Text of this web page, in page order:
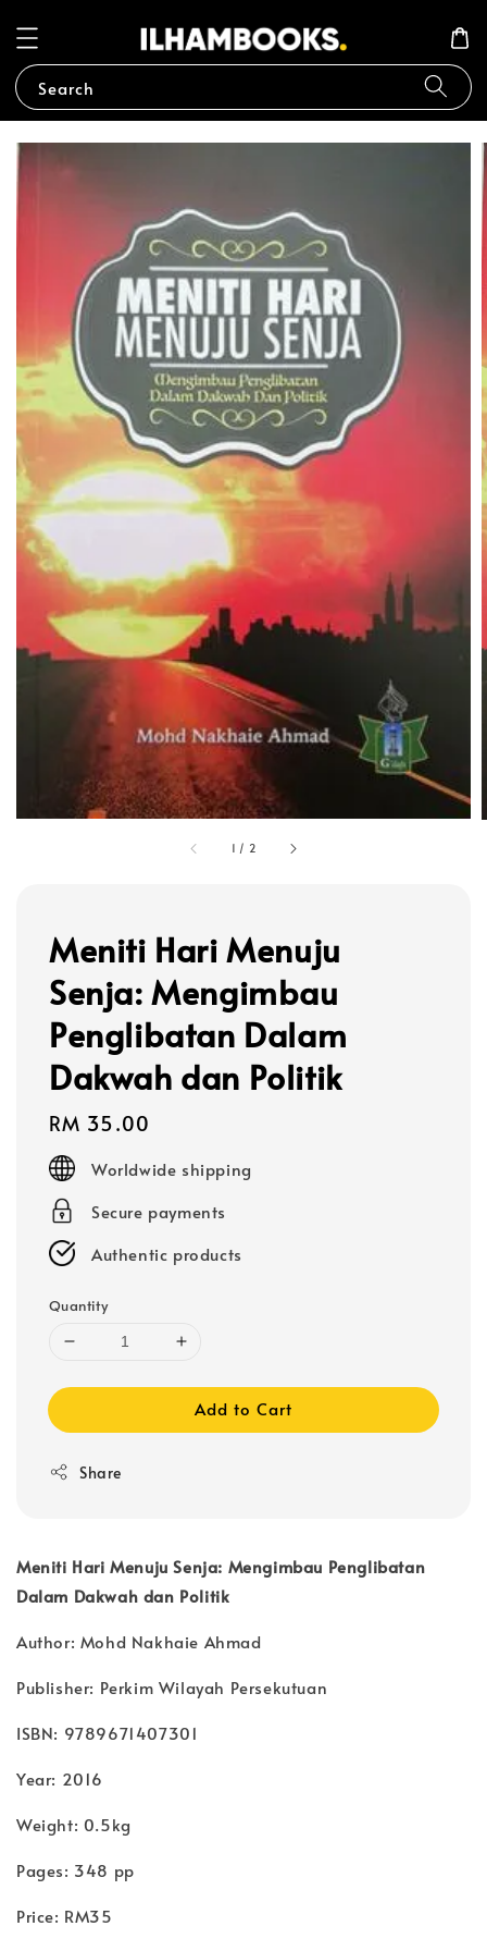
Search
1 / 2
Meniti Hari Menuju
Senja: Mengimbau
Penglibatan Dalam
Dakwah dan Politik
Regular
price
RM 35.00
Worldwide shipping
Secure payments
Authentic products
Quantity
Add to Cart
Share
Meniti Hari Menuju Senja: Mengimbau Penglibatan
Dalam Dakwah dan Politik
Author: Mohd Nakhaie Ahmad
Publisher: Perkim Wilayah Persekutuan
ISBN: 9789671407301
Year: 2016
Weight: 0.5kg
Pages: 348 pp
Price: RM35